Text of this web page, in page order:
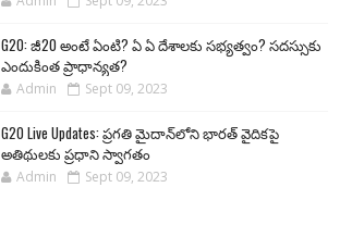
G20: జీ20 అంటే ఏంటి? ఏ ఏ దేశాలకు సభ్యత్వం? సదస్సుకు
ఎందుకింత ప్రాధాన్యత?
Admin Sept 09, 2023
G20 Live Updates: ప్రగతి మైదాన్‌లోని భారత్ వైదికపై
అతిథులకు ప్రధాని స్వాగతం
Admin Sept 09, 2023